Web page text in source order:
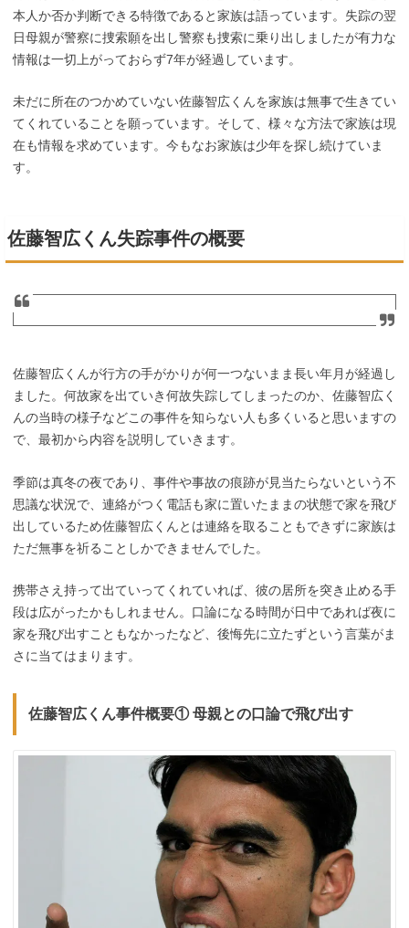
本人か否か判断できる特徴であると家族は語っています。失踪の翌
日母親が警察に捜索願を出し警察も捜索に乗り出しましたが有力な
情報は一切上がっておらず7年が経過しています。
未だに所在のつかめていない佐藤智広くんを家族は無事で生きてい
てくれていることを願っています。そして、様々な方法で家族は現
在も情報を求めています。今もなお家族は少年を探し続けていま
す。
佐藤智広くん失踪事件の概要
佐藤智広くんが行方の手がかりが何一つないまま長い年月が経過し
ました。何故家を出ていき何故失踪してしまったのか、佐藤智広く
んの当時の様子などこの事件を知らない人も多くいると思いますの
で、最初から内容を説明していきます。
季節は真冬の夜であり、事件や事故の痕跡が見当たらないという不
思議な状況で、連絡がつく電話も家に置いたままの状態で家を飛び
出しているため佐藤智広くんとは連絡を取ることもできずに家族は
ただ無事を祈ることしかできませんでした。
携帯さえ持って出ていってくれていれば、彼の居所を突き止める手
段は広がったかもしれません。口論になる時間が日中であれば夜に
家を飛び出すこともなかったなど、後悔先に立たずという言葉がま
さに当てはまります。
佐藤智広くん事件概要① 母親との口論で飛び出す